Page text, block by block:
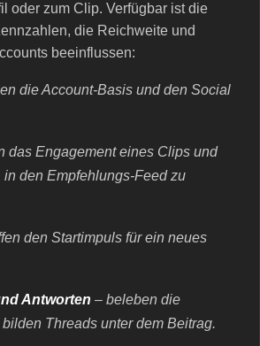
oder zum Clip. Verfügbar ist die
die Reichweite und
beeinflussen:
die Account-Basis und den Social
das Engagement eines Clips und
den Empfehlungs-Feed zu
den Startimpuls für ein neues
Antworten – beleben die
Threads unter dem Beitrag.